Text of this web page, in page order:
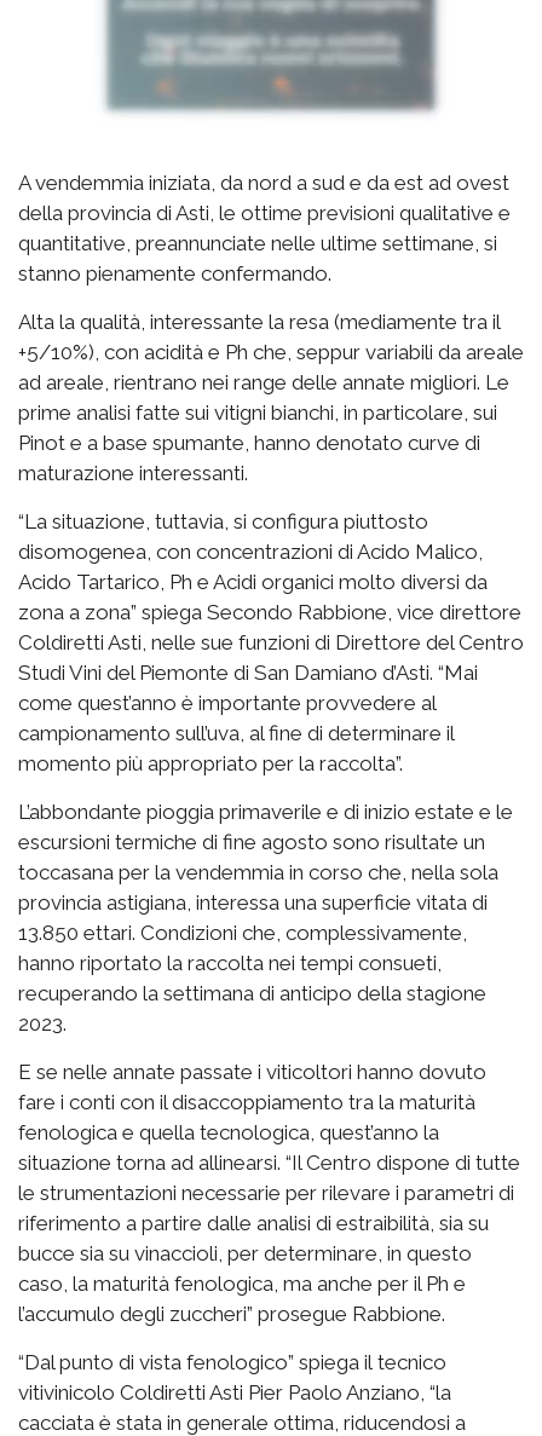
A vendemmia iniziata, da nord a sud e da est ad ovest
della provincia di Asti, le ottime previsioni qualitative e
quantitative, preannunciate nelle ultime settimane, si
stanno pienamente confermando.
Alta la qualità, interessante la resa (mediamente tra il
+5/10%), con acidità e Ph che, seppur variabili da areale
ad areale, rientrano nei range delle annate migliori. Le
prime analisi fatte sui vitigni bianchi, in particolare, sui
Pinot e a base spumante, hanno denotato curve di
maturazione interessanti.
“La situazione, tuttavia, si configura piuttosto
disomogenea, con concentrazioni di Acido Malico,
Acido Tartarico, Ph e Acidi organici molto diversi da
zona a zona” spiega Secondo Rabbione, vice direttore
Coldiretti Asti, nelle sue funzioni di Direttore del Centro
Studi Vini del Piemonte di San Damiano d’Asti. “Mai
come quest’anno è importante provvedere al
campionamento sull’uva, al fine di determinare il
momento più appropriato per la raccolta”.
L’abbondante pioggia primaverile e di inizio estate e le
escursioni termiche di fine agosto sono risultate un
toccasana per la vendemmia in corso che, nella sola
provincia astigiana, interessa una superficie vitata di
13.850 ettari. Condizioni che, complessivamente,
hanno riportato la raccolta nei tempi consueti,
recuperando la settimana di anticipo della stagione
2023.
E se nelle annate passate i viticoltori hanno dovuto
fare i conti con il disaccoppiamento tra la maturità
fenologica e quella tecnologica, quest’anno la
situazione torna ad allinearsi. “Il Centro dispone di tutte
le strumentazioni necessarie per rilevare i parametri di
riferimento a partire dalle analisi di estraibilità, sia su
bucce sia su vinaccioli, per determinare, in questo
caso, la maturità fenologica, ma anche per il Ph e
l’accumulo degli zuccheri” prosegue Rabbione.
“Dal punto di vista fenologico” spiega il tecnico
vitivinicolo Coldiretti Asti Pier Paolo Anziano, “la
cacciata è stata in generale ottima, riducendosi a